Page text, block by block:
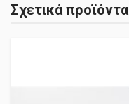
Σχετικά προϊόντα